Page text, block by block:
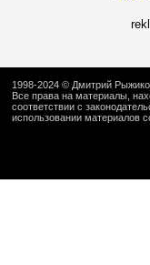
1998-2024 © Дмитрий
Все права на материалы,
соответствии с
использовании материалов